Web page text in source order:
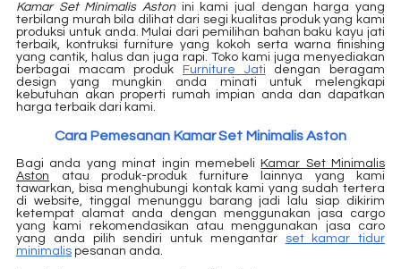
Kamar Set Minimalis Astonini kami jual dengan harga yang
terbilang murah bila dilihat dari segi kualitas produk yang kami
produksi untuk anda. Mulai dari pemilihan bahan baku kayu jati
terbaik, kontruksi furniture yang kokoh serta warna finishing
yang cantik, halus dan juga rapi. Toko kami juga menyediakan
berbagai macam produk
Furniture Jati dengan beragam
design yang mungkin anda minati untuk melengkapi
kebutuhan akan properti rumah impian anda dan dapatkan
harga terbaik dari kami.
Cara Pemesanan Kamar Set Minimalis Aston
Bagi anda yang minat ingin memebeli
Kamar Set Minimalis
Aston atau produk-produk furniture lainnya yang kami
tawarkan, bisa menghubungi kontak kami yang sudah tertera
di website, tinggal menunggu barang jadi lalu siap dikirim
ketempat alamat anda dengan menggunakan jasa cargo
yang kami rekomendasikan atau menggunakan jasa caro
yang anda pilih sendiri untuk mengantar
set kamar tidur
minimalis pesanan anda.